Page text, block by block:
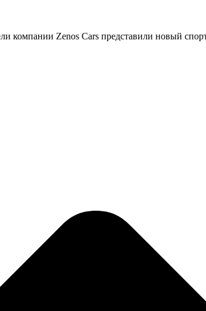
компании Zenos Cars представили новый